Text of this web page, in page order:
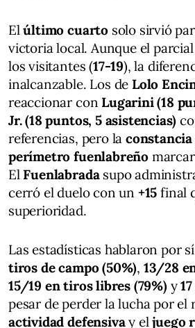
Elúltimo cuartosolo sirvió
victoria local. Aunque el
los visitantes (17-19), la
inalcanzable. Los de Lolo
reaccionar con Lugarini (18
Jr. (18 puntos, 5 asistencias)
referencias, pero la
perímetro fuenlabreño
El Fuenlabradasupo
cerró el duelo con un +15 final
superioridad.
Las estadísticas hablaron por
tiros de campo (50%), 13/28
15/19 en tiros libres (79%)y
pesar de perder la lucha por el
actividad defensivay eljuego